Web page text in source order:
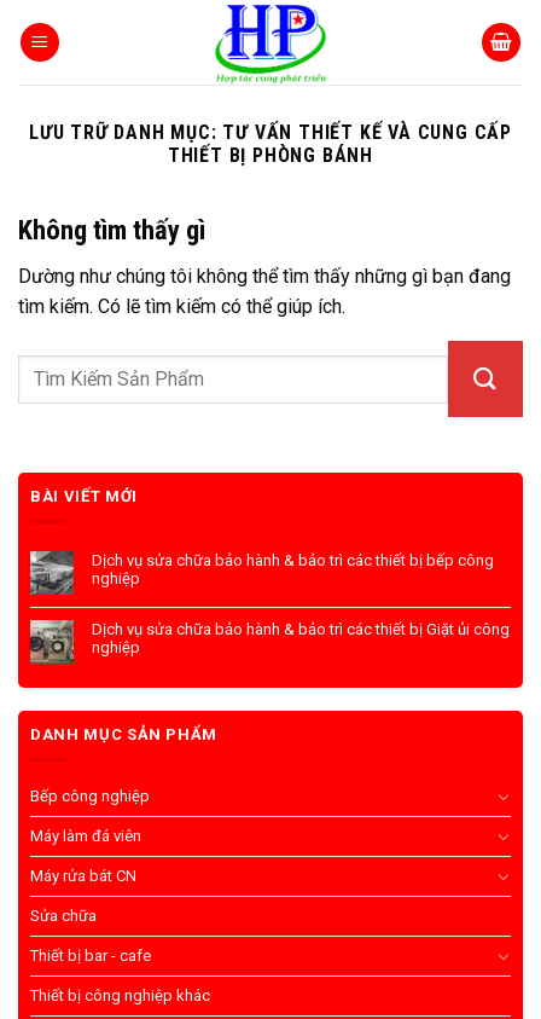
qua
LƯU TRỮ DANH MỤC: TƯ VẤN THIẾT KẾ VÀ CUNG CẤP
THIẾT BỊ PHÒNG BÁNH
Không tìm thấy gì
Dường như chúng tôi không thể tìm thấy những gì bạn đang
tìm kiếm. Có lẽ tìm kiếm có thể giúp ích.
BÀI VIẾT MỚI
Dịch vụ sửa chữa bảo hành & bảo trì các thiết bị bếp công
nghiệp
Dịch vụ sửa chữa bảo hành & bảo trì các thiết bị Giặt ủi công
nghiệp
DANH MỤC SẢN PHẨM
Bếp công nghiệp
Máy làm đá viên
Máy rửa bát CN
Sửa chữa
Thiết bị bar - cafe
Thiết bị công nghiệp khác